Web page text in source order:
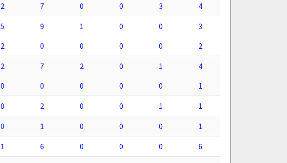
2 7 0 0 3 4
5 9 1 0 0
3
2 0 0 0 0 2
2 7 2 0 1
4
0 0 0 0 0 1
0 2 0 0 1 1
0 1 0 0 0 1
1 6 0 0 0 6